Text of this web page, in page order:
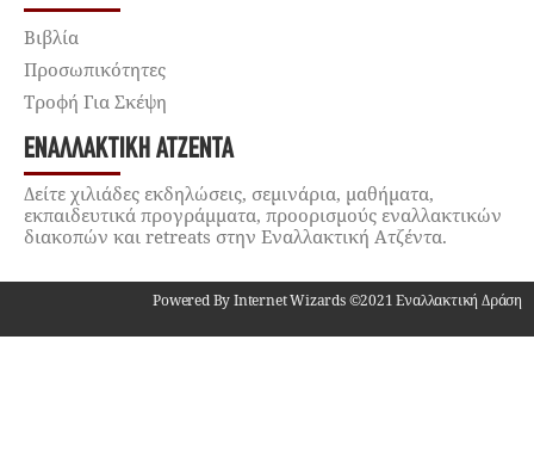
Βιβλία
Προσωπικότητες
Τροφή Για Σκέψη
ΕΝΑΛΛΑΚΤΙΚΉ ΑΤΖΈΝΤΑ
Δείτε χιλιάδες εκδηλώσεις, σεμινάρια, μαθήματα,
εκπαιδευτικά προγράμματα, προορισμούς εναλλακτικών
διακοπών και retreats στην Εναλλακτική Ατζέντα.
Powered By Internet Wizards ©2021 Εναλλακτική Δράση